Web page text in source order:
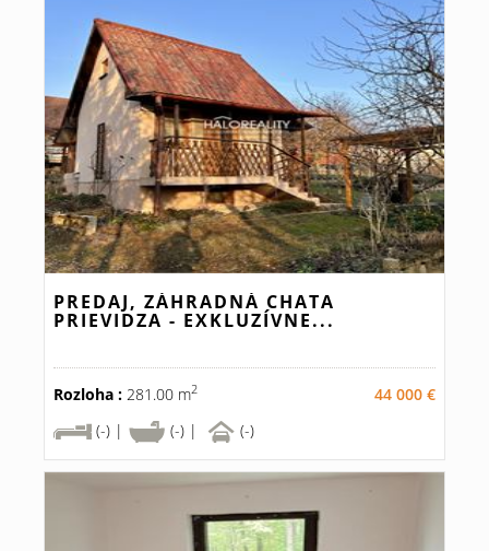
PREDAJ, ZÁHRADNÁ CHATA
PRIEVIDZA - EXKLUZÍVNE...
Rozloha : 281.00 m2
44 000 €
(-) |
(-) | (-)